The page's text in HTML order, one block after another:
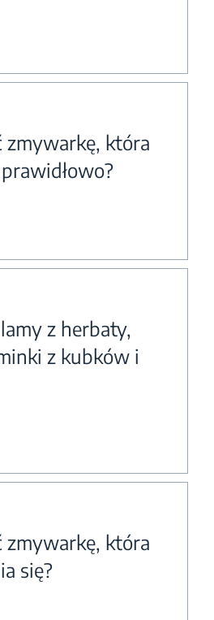
zmywarkę, która
z herbaty,
z kubków i
zmywarkę, która
się?